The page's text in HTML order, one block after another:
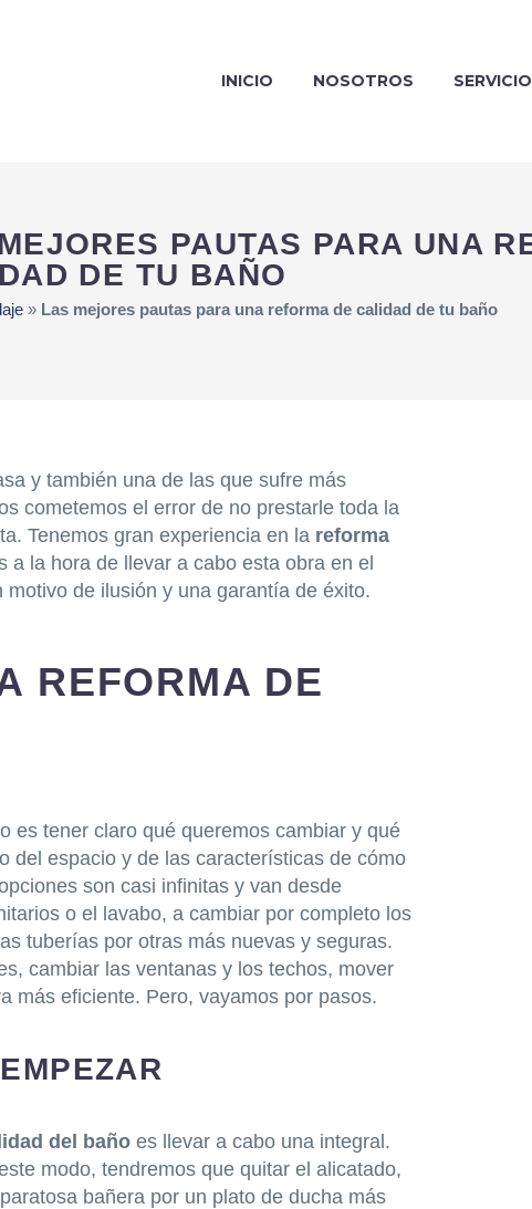
INICIO NOSOTROS
PAUTAS PARA UNA
DE TU BAÑO
» Las mejores pautas para una reforma de calidad de tu baño
y también una de las que sufre más
cometemos el error de no prestarle toda la
Tenemos gran experiencia en la reforma
la hora de llevar a cabo esta obra en el
de ilusión y una garantía de éxito.
REFORMA DE
es tener claro qué queremos cambiar y qué
del espacio y de las características de cómo
son casi infinitas y van desde
o el lavabo, a cambiar por completo los
tuberías por otras más nuevas y seguras.
cambiar las ventanas y los techos, mover
más eficiente. Pero, vayamos por pasos.
del baño es llevar a cabo una integral.
modo, tendremos que quitar el alicatado,
bañera por un plato de ducha más